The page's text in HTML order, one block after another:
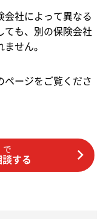
会社によって異なる
ても、別の保険会社
せん。
ページをご覧くださ
で
する